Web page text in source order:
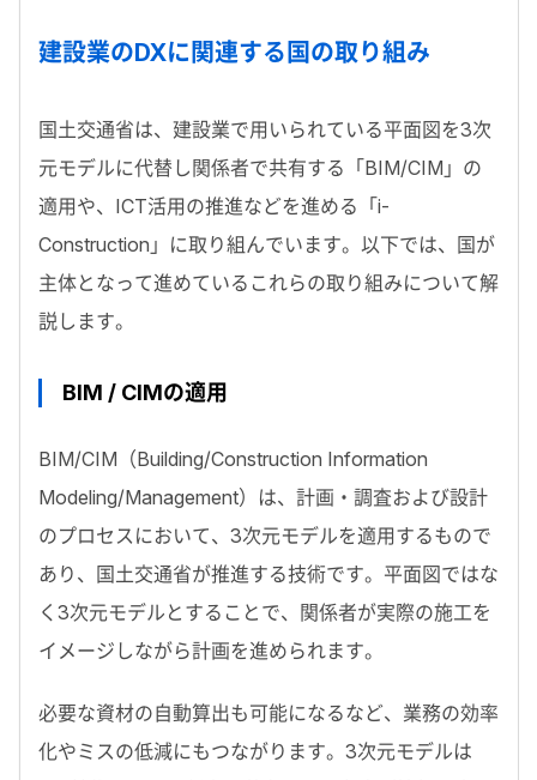
建設業のDXに関連する国の取り組み
国土交通省は、建設業で用いられている平面図を3次
元モデルに代替し関係者で共有する「BIM/CIM」の
適用や、ICT活用の推進などを進める「i-
Construction」に取り組んでいます。以下では、国が
主体となって進めているこれらの取り組みについて解
説します。
BIM / CIMの適用
BIM/CIM（Building/Construction Information
Modeling/Management）は、計画・調査および設計
のプロセスにおいて、3次元モデルを適用するもので
あり、国土交通省が推進する技術です。平面図ではな
く3次元モデルとすることで、関係者が実際の施工を
イメージしながら計画を進められます。
必要な資材の自動算出も可能になるなど、業務の効率
化やミスの低減にもつながります。3次元モデルは